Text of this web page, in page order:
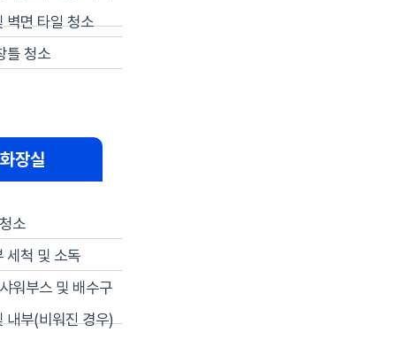
벽면 타일 청소
틀 청소
장실
소
세척 및 소독
워부스 및 배수구
내부(비워진 경우)